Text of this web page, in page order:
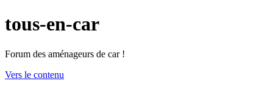
tous-en-car
Forum des aménageurs de car !
Vers le contenu